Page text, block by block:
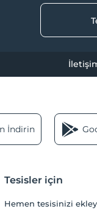
İndirin
Tesisler için
Hemen tesisinizi